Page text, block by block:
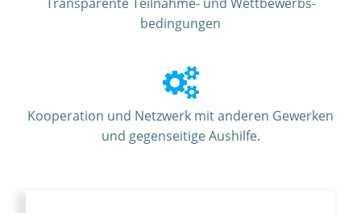
bedingungen
Kooperation und Netzwerk mit anderen Gewerken
und gegenseitige Aushilfe.